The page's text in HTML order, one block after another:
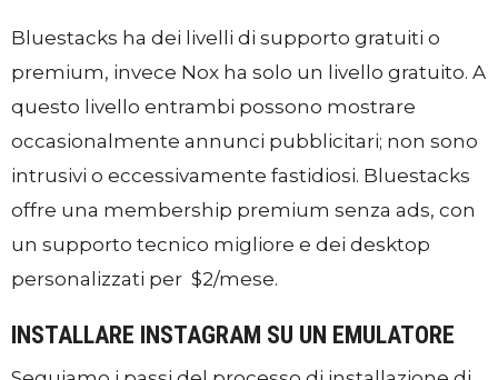
Bluestacks ha dei livelli di supporto gratuiti o
premium, invece Nox ha solo un livello gratuito. A
questo livello entrambi possono mostrare
occasionalmente annunci pubblicitari; non sono
intrusivi o eccessivamente fastidiosi. Bluestacks
offre una membership premium senza ads, con
un supporto tecnico migliore e dei desktop
personalizzati per $2/mese.
INSTALLARE INSTAGRAM SU UN EMULATORE